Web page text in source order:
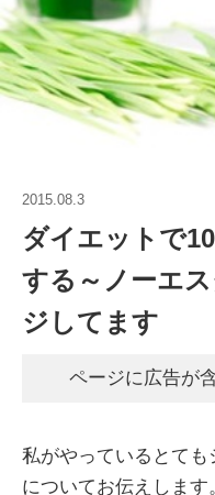
2015.08.3
ダイエットで
する～ノーエ
ジしてます
ページに広告が
私がやっているとても
についてお伝えします